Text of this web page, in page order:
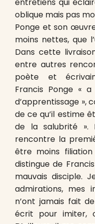
oblique mais pas
Ponge et son
moins nettes, que
Dans cette
entre autres
poète et
Francis Ponge «
d’apprentissage »,
de ce qu’il estime
de la salubrité ».
rencontre la
être moins
distingue de
mauvais disciple.
admirations, mes
n’ont jamais fait
écrit pour imiter,